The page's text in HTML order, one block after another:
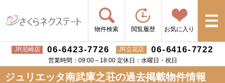
物件検索 閲覧履歴 お気に入り
JR尼崎店 06-6423-7726 JR立花店 06-6416-7722
営業時間：09:00～18:00 定休日：水曜日・祝日
ジュリエッタ南武庫之荘の過去掲載物件情報